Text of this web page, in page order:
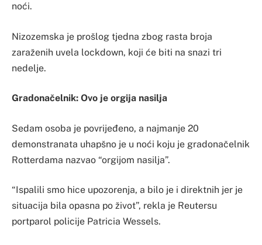
noći.
Nizozemska je prošlog tjedna zbog rasta broja
zaraženih uvela lockdown, koji će biti na snazi tri
nedelje.
Gradonačelnik: Ovo je orgija nasilja
Sedam osoba je povrijeđeno, a najmanje 20
demonstranata uhapšno je u noći koju je gradonačelnik
Rotterdama nazvao “orgijom nasilja”.
“Ispalili smo hice upozorenja, a bilo je i direktnih jer je
situacija bila opasna po život”, rekla je Reutersu
portparol policije Patricia Wessels.